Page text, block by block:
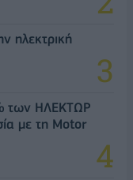
ηλεκτρική
των ΗΛΕΚΤΩΡ
με τη Motor